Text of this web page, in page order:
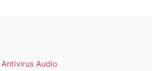
Antivirus Audio